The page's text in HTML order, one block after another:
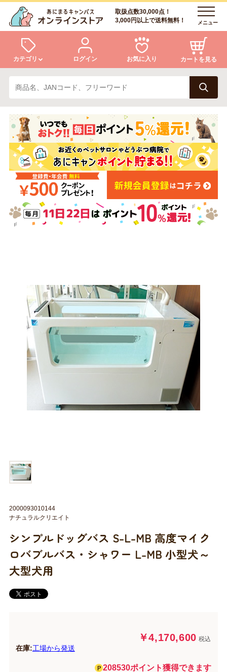
取扱点数30,000点！
3,000円以上で送料無料！
メニュー
カテゴリ
犬 猫
小動物・鳥 アクア・爬虫類・昆虫
ドッグフード キャットフード
美容・ケア用品 服・おさんぽ用品
トリマーグッズ シニアサポート
ログイン お気に入り カートを見る
ログイン
会員登録
あにまるキャンパスについて
アフターサービス
商品リクエスト
シンプルドッグバス S-L-MB 高度マイク
ロバブルバス・シャワー L-MB 小型犬～
大型犬用
￥4,170,600 税込
在庫:工場から発送
208530ポイント獲得できます
2000093010144
ナチュラルクリエイト